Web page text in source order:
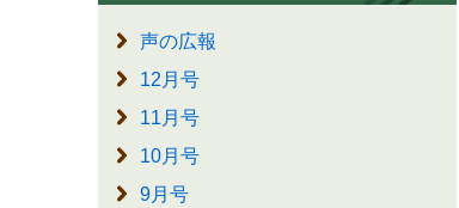
声の広報
12月号
11月号
10月号
9月号